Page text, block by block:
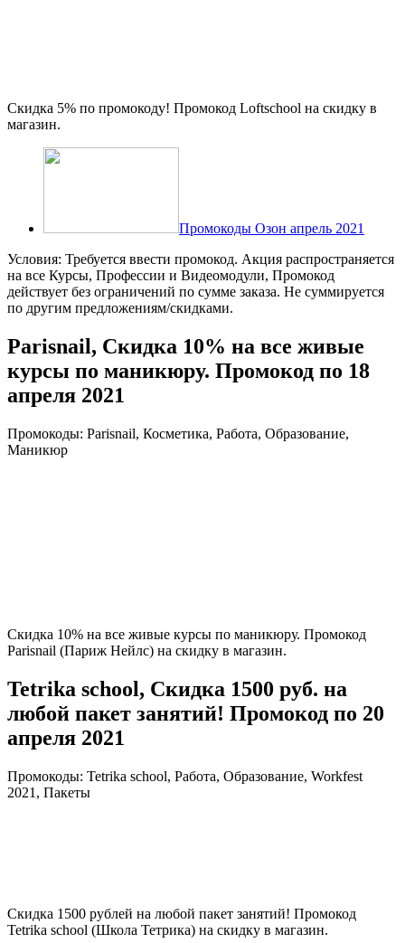
Скидка 5% по промокоду! Промокод Loftschool на скидку в
магазин.
Промокоды Озон апрель 2021
Условия: Требуется ввести промокод. Акция распространяется
на все Курсы, Профессии и Видеомодули, Промокод
действует без ограничений по сумме заказа. Не суммируется
по другим предложениям/скидками.
Parisnail, Скидка 10% на все живые
курсы по маникюру. Промокод по 18
апреля 2021
Промокоды: Parisnail, Косметика, Работа, Образование,
Маникюр
Скидка 10% на все живые курсы по маникюру. Промокод
Parisnail (Париж Нейлс) на скидку в магазин.
Tetrika school, Скидка 1500 руб. на
любой пакет занятий! Промокод по 20
апреля 2021
Промокоды: Tetrika school, Работа, Образование, Workfest
2021, Пакеты
Скидка 1500 рублей на любой пакет занятий! Промокод
Tetrika school (Школа Тетрика) на скидку в магазин.